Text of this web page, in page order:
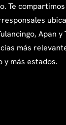
Te
Apan y
más
y más estados.